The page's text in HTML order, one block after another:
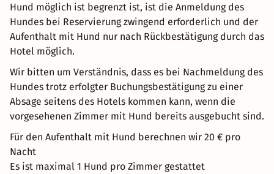
Hund möglich ist begrenzt ist, ist die Anmeldung des
Hundes bei Reservierung zwingend erforderlich und der
Aufenthalt mit Hund nur nach Rückbestätigung durch das
Hotel möglich.
Wir bitten um Verständnis, dass es bei Nachmeldung des
Hundes trotz erfolgter Buchungsbestätigung zu einer
Absage seitens des Hotels kommen kann, wenn die
vorgesehenen Zimmer mit Hund bereits ausgebucht sind.
Für den Aufenthalt mit Hund berechnen wir 20 € pro
Nacht
Es ist maximal 1 Hund pro Zimmer gestattet